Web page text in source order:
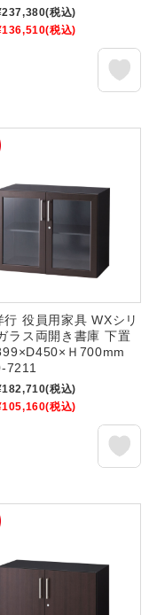
(税込)
(税込)
行 役員用家具 WXシリ
ラス両開き書庫 下置
Ｈ700mm
7211
(税込)
(税込)